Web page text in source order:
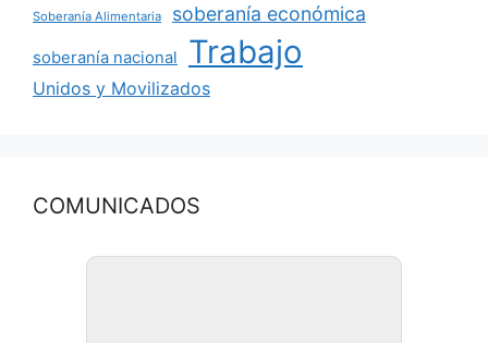
Soberanía Alimentaria soberanía económica
soberanía nacional Trabajo
Unidos y Movilizados
COMUNICADOS